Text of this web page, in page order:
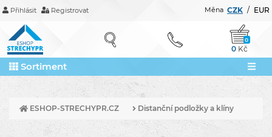
Přihlásit Registrovat CZK / EUR
Měna
0
0 Kč
Sortiment
ESHOP-STRECHYPR.CZ Distanční podložky a klíny